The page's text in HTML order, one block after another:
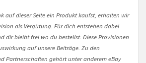
auf dieser Seite ein Produkt kaufst, erhalten wir
als Vergütung. Für dich entstehen dabei
dir bleibt frei wo du bestellst. Diese Provisionen
auf unsere Beiträge. Zu den
Partnerschaften gehört unter anderem eBay